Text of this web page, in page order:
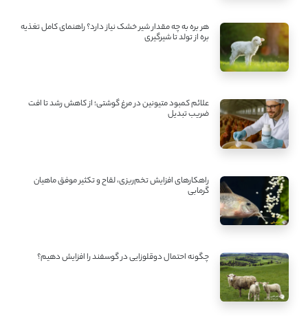
هر بره به چه مقدار شیر خشک نیاز دارد؟ راهنمای کامل تغذیه
بره از تولد تا شیرگیری
علائم کمبود متیونین در مرغ گوشتی؛ از کاهش رشد تا افت
ضریب تبدیل
راهکارهای افزایش تخم‌ریزی، لقاح و تکثیر موفق ماهیان
گرمابی
چگونه احتمال دوقلوزایی در گوسفند را افزایش دهیم؟